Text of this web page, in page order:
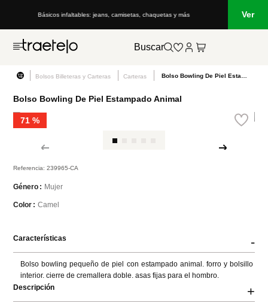
Básicos infaltables: jeans, camisetas, chaquetas y más Ver
Buscar
Bolsos Billeteras y Carteras Carteras
Bolso Bowling De Piel Estampado Animal
71 %
Referencia:239965-CA
Género Mujer
Color Camel
Características -
Bolso bowling pequeño de piel con estampado animal. forro y bolsillo
interior. cierre de cremallera doble. asas fijas para el hombro.
Descripción
+